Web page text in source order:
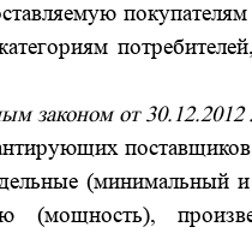
законом от
(минимальный
(мощность),